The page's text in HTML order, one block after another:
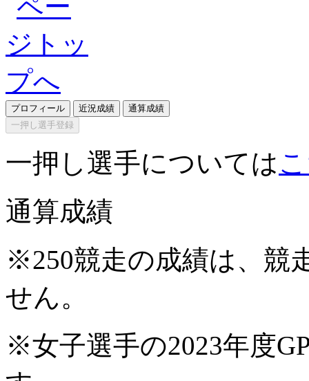
プロフィール 近況成績
通算成績
一押し選手登録
一押し選手については
通算成績
※250競走の成績は、競
せん。
※女子選手の2023年度